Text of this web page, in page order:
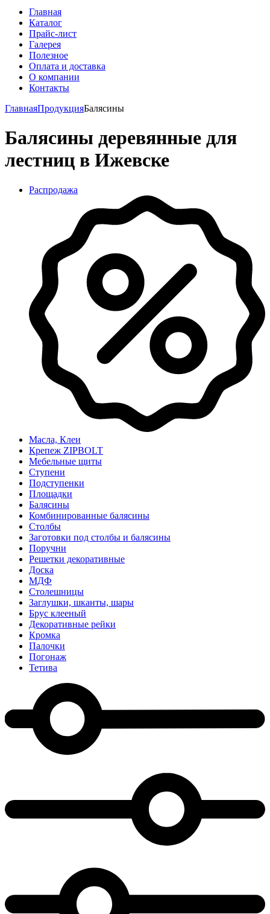
Главная
Каталог
Прайс-лист
Галерея
Полезное
Оплата и доставка
О компании
Контакты
ГлавнаяПродукцияБалясины
Балясины деревянные для
лестниц в Ижевске
Распродажа
Масла, Клеи
Крепеж ZIPBOLT
Мебельные щиты
Ступени
Подступенки
Площадки
Балясины
Комбинированные балясины
Столбы
Заготовки под столбы и балясины
Поручни
Решетки декоративные
Доска
МДФ
Столешницы
Заглушки, шканты, шары
Брус клееный
Декоративные рейки
Кромка
Палочки
Погонаж
Тетива